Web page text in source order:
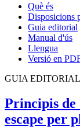
Què és
Disposicions
Guia editorial
Manual d'ús
Llengua
Versió en
GUIA EDITORIAL
Principis de
escape per